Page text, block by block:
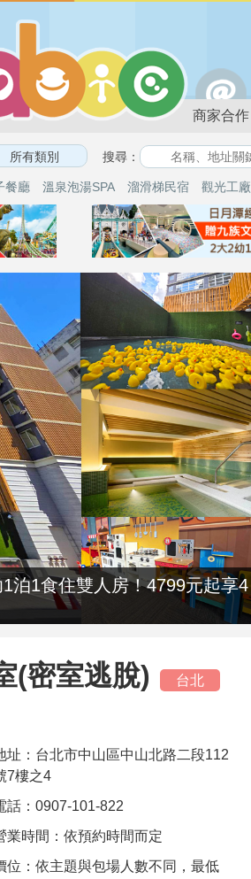
商家合作
搜尋：
餐廳 溫泉泡湯SPA 溜滑梯民宿 觀光工廠
泊1食住雙人房！4799元起享4
(密室逃脫) 台北
址：台北市中山區中山北路二段112
7樓之4
話：0907-101-822
業時間：依預約時間而定
位：依主題與包場人數不同，最低